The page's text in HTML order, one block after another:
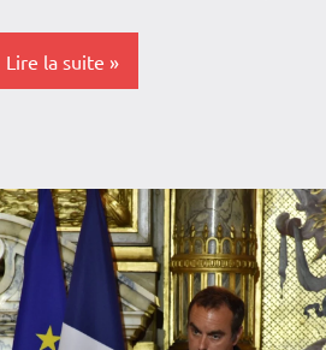
Lire la suite
Blog
Caraïbe
Culture